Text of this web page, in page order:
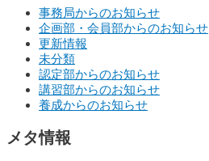
事務局からのお知らせ
企画部・会員部からのお知らせ
更新情報
未分類
認定部からのお知らせ
講習部からのお知らせ
養成からのお知らせ
メタ情報